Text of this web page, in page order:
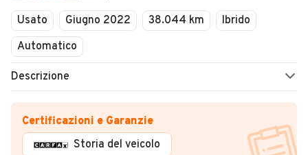
Usato Giugno 2022 38.044 km
Ibrido
Automatico
Descrizione
Certificazioni e Garanzie
Storia del veicolo